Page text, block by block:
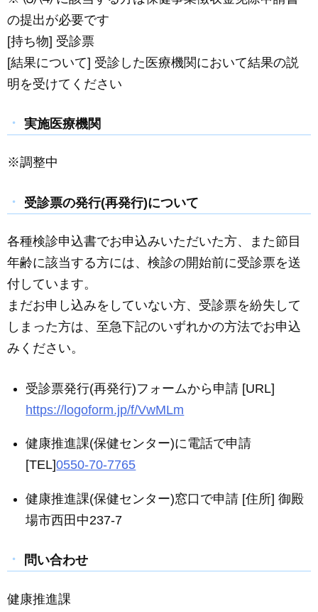
の提出が必要です
[持ち物] 受診票
[結果について] 受診した医療機関において結果の説
明を受けてください
実施医療機関
※調整中
受診票の発行(再発行)について
各種検診申込書でお申込みいただいた方、また節目
年齢に該当する方には、検診の開始前に受診票を送
付しています。
まだお申し込みをしていない方、受診票を紛失して
しまった方は、至急下記のいずれかの方法でお申込
みください。
受診票発行(再発行)フォームから申請 [URL]
https://logoform.jp/f/VwMLm
健康推進課(保健センター)に電話で申請
[TEL]0550-70-7765
健康推進課(保健センター)窓口で申請 [住所] 御殿
場市西田中237-7
問い合わせ
健康推進課